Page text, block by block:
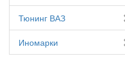
Тюнинг ВАЗ
Иномарки